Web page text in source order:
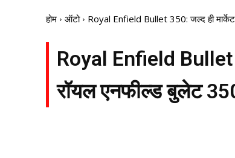
होम ऑटो Royal Enfield Bullet 350: जल्द ही
Royal Enfield Bullet
रॉयल एनफील्ड बुलेट